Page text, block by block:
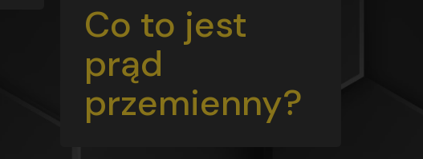
Co to jest
prąd
przemienny?